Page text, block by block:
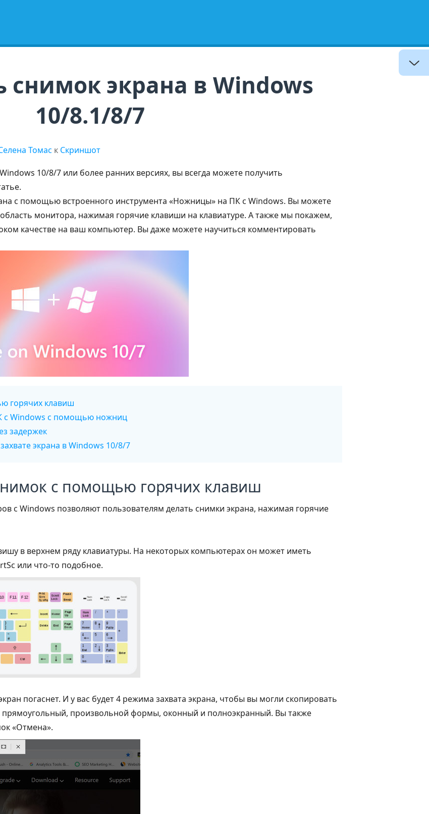
снимок экрана в Windows
10/8.1/8/7
Томас к Скриншот
10/8/7 или более ранних версиях, вы всегда можете получить
с помощью встроенного инструмента «Ножницы» на ПК с Windows. Вы можете
монитора, нажимая горячие клавиши на клавиатуре. А также мы покажем,
качестве на ваш компьютер. Вы даже можете научиться комментировать
горячих клавиш
с Windows с помощью ножниц
задержек
экрана в Windows 10/8/7
с помощью горячих клавиш
с Windows позволяют пользователям делать снимки экрана, нажимая горячие
в верхнем ряду клавиатуры. На некоторых компьютерах он может иметь
или что-то подобное.
погаснет. И у вас будет 4 режима захвата экрана, чтобы вы могли скопировать
произвольной формы, оконный и полноэкранный. Вы также
«Отмена».